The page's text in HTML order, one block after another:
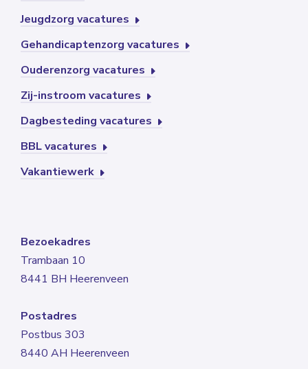
Jeugdzorg vacatures
Gehandicaptenzorg vacatures
Ouderenzorg vacatures
Zij-instroom vacatures
Dagbesteding vacatures
BBL vacatures
Vakantiewerk
Bezoekadres
Trambaan 10
8441 BH Heerenveen
Postadres
Postbus 303
8440 AH Heerenveen